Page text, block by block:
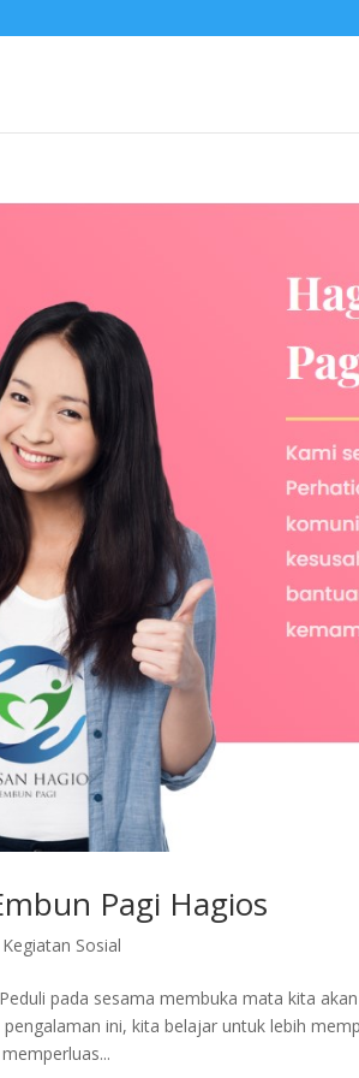
Pagi Hagios
Kegiatan Sosial
pada sesama membuka mata kita
ini, kita belajar untuk lebih